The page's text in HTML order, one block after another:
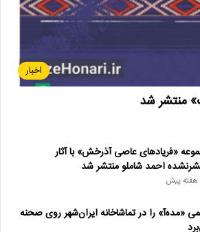
اخبار
منتشر شد
«فریادهای عاصی آذرخش» با آثار
احمد شاملو منتشر شد
«مده‌آ» را در تماشاخانه ایران‌شهر روی صحنه